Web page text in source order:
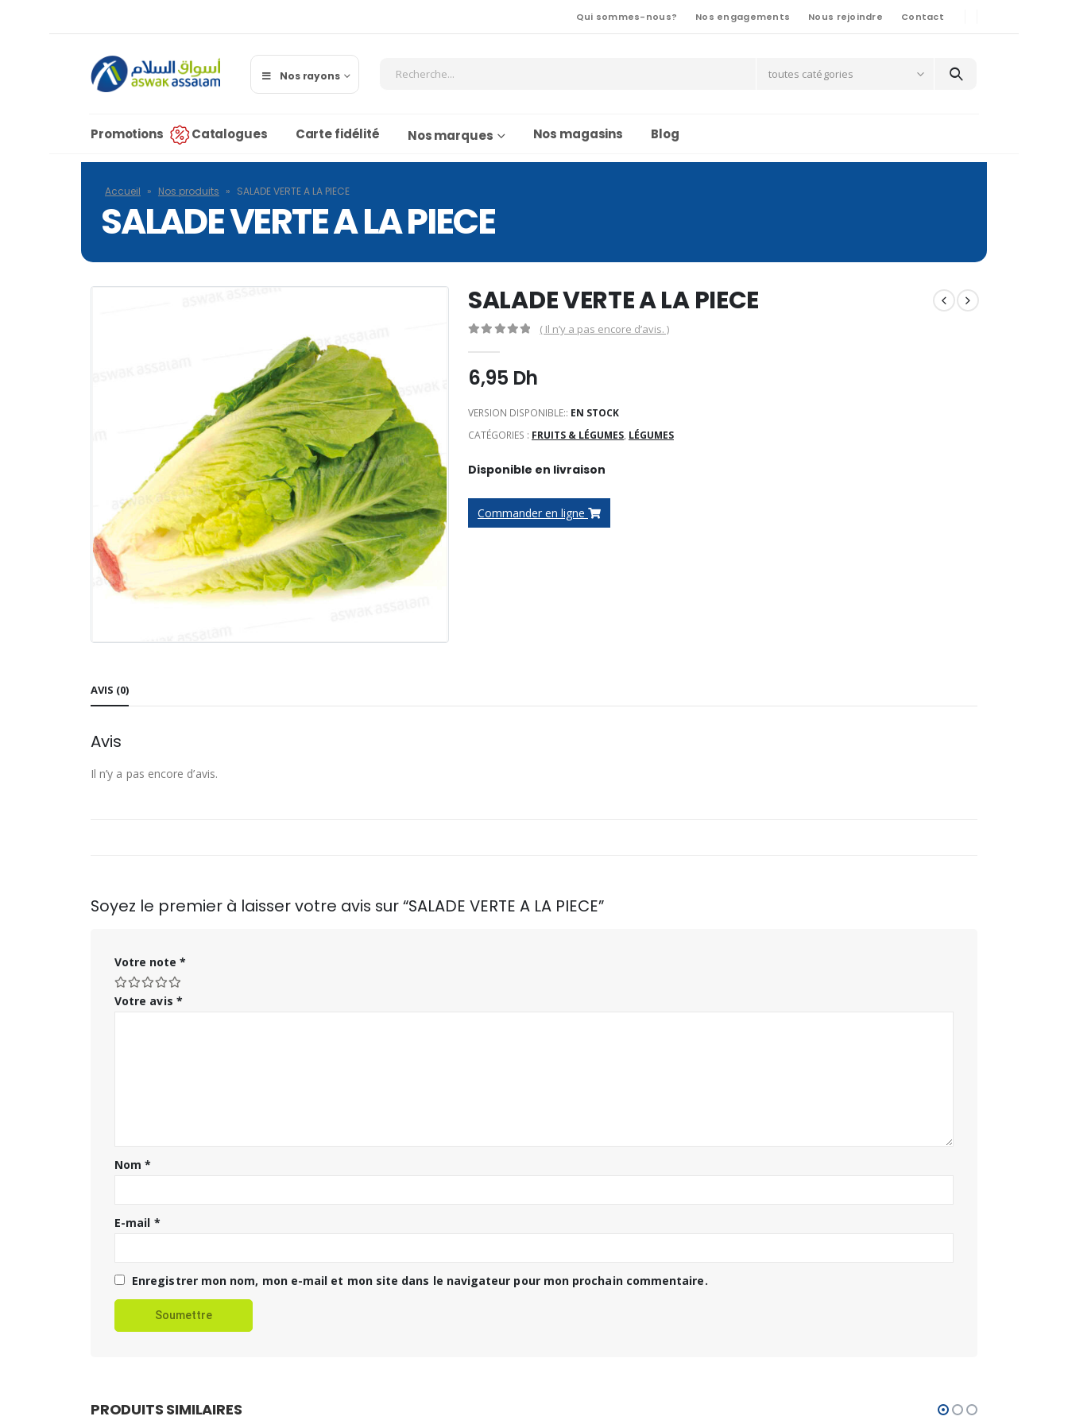
Qui sommes-nous? Nos engagements Nous rejoindre Contact
Nos rayons toutes catégories
Promotions Catalogues Carte fidélité Nos marques Nos magasins Blog
Accueil » Nos produits » SALADE VERTE A LA PIECE
SALADE VERTE A LA PIECE
SALADE VERTE A LA PIECE
( Il n’y a pas encore d’avis. )
6,95 Dh
VERSION DISPONIBLE:: EN STOCK
CATÉGORIES : FRUITS & LÉGUMES, LÉGUMES
Disponible en livraison
Commander en ligne
AVIS (0)
Avis
Il n’y a pas encore d’avis.
Soyez le premier à laisser votre avis sur “SALADE VERTE A LA PIECE”
Votre note *
Votre avis *
Nom*
E-mail *
Enregistrer mon nom, mon e-mail et mon site dans le navigateur pour mon prochain commentaire.
PRODUITS SIMILAIRES